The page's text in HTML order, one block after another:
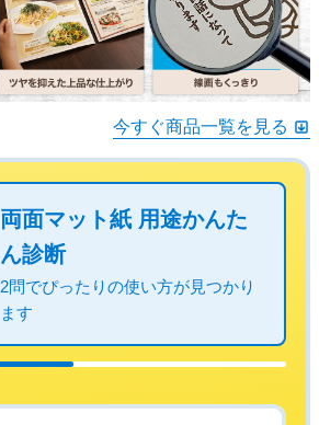
今すぐ商品一覧を見る
両面マット紙 用途かんた
ん診断
2問でぴったりの使い方が見つかり
ます